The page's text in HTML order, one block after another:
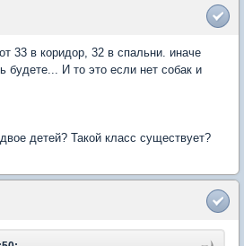
33 в коридор, 32 в спальни. иначе
будете... И то это если нет собак и
детей? Такой класс существует?